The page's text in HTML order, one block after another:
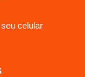
celular